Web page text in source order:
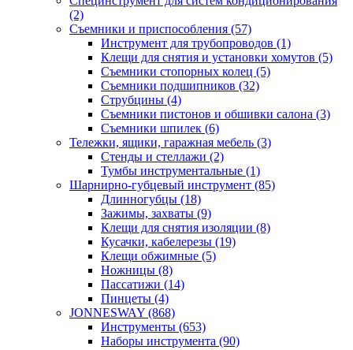
(2)
Съемники и приспособления (57)
Инструмент для трубопроводов (1)
Клещи для снятия и установки хомутов (5)
Съемники стопорных колец (5)
Съемники подшипников (32)
Струбцины (4)
Съемники пистонов и обшивки салона (3)
Съемники шпилек (6)
Тележки, ящики, гаражная мебель (3)
Cтенды и стеллажи (2)
Тумбы инструментальные (1)
Шарнирно-губцевый инструмент (85)
Длинногубцы (18)
Зажимы, захваты (9)
Клещи для снятия изоляции (8)
Кусачки, кабелерезы (19)
Клещи обжимные (5)
Ножницы (8)
Пассатижи (14)
Пинцеты (4)
JONNESWAY (868)
Инструменты (653)
Наборы инструмента (90)